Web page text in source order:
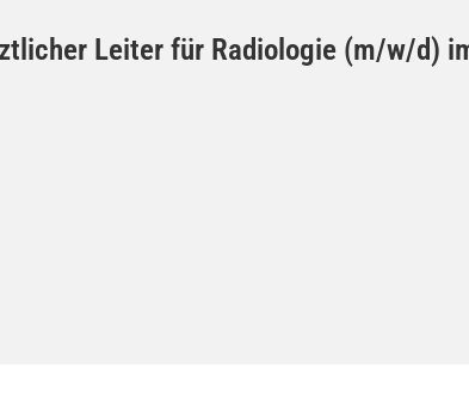
Leiter für Radiologie (m/w/d)